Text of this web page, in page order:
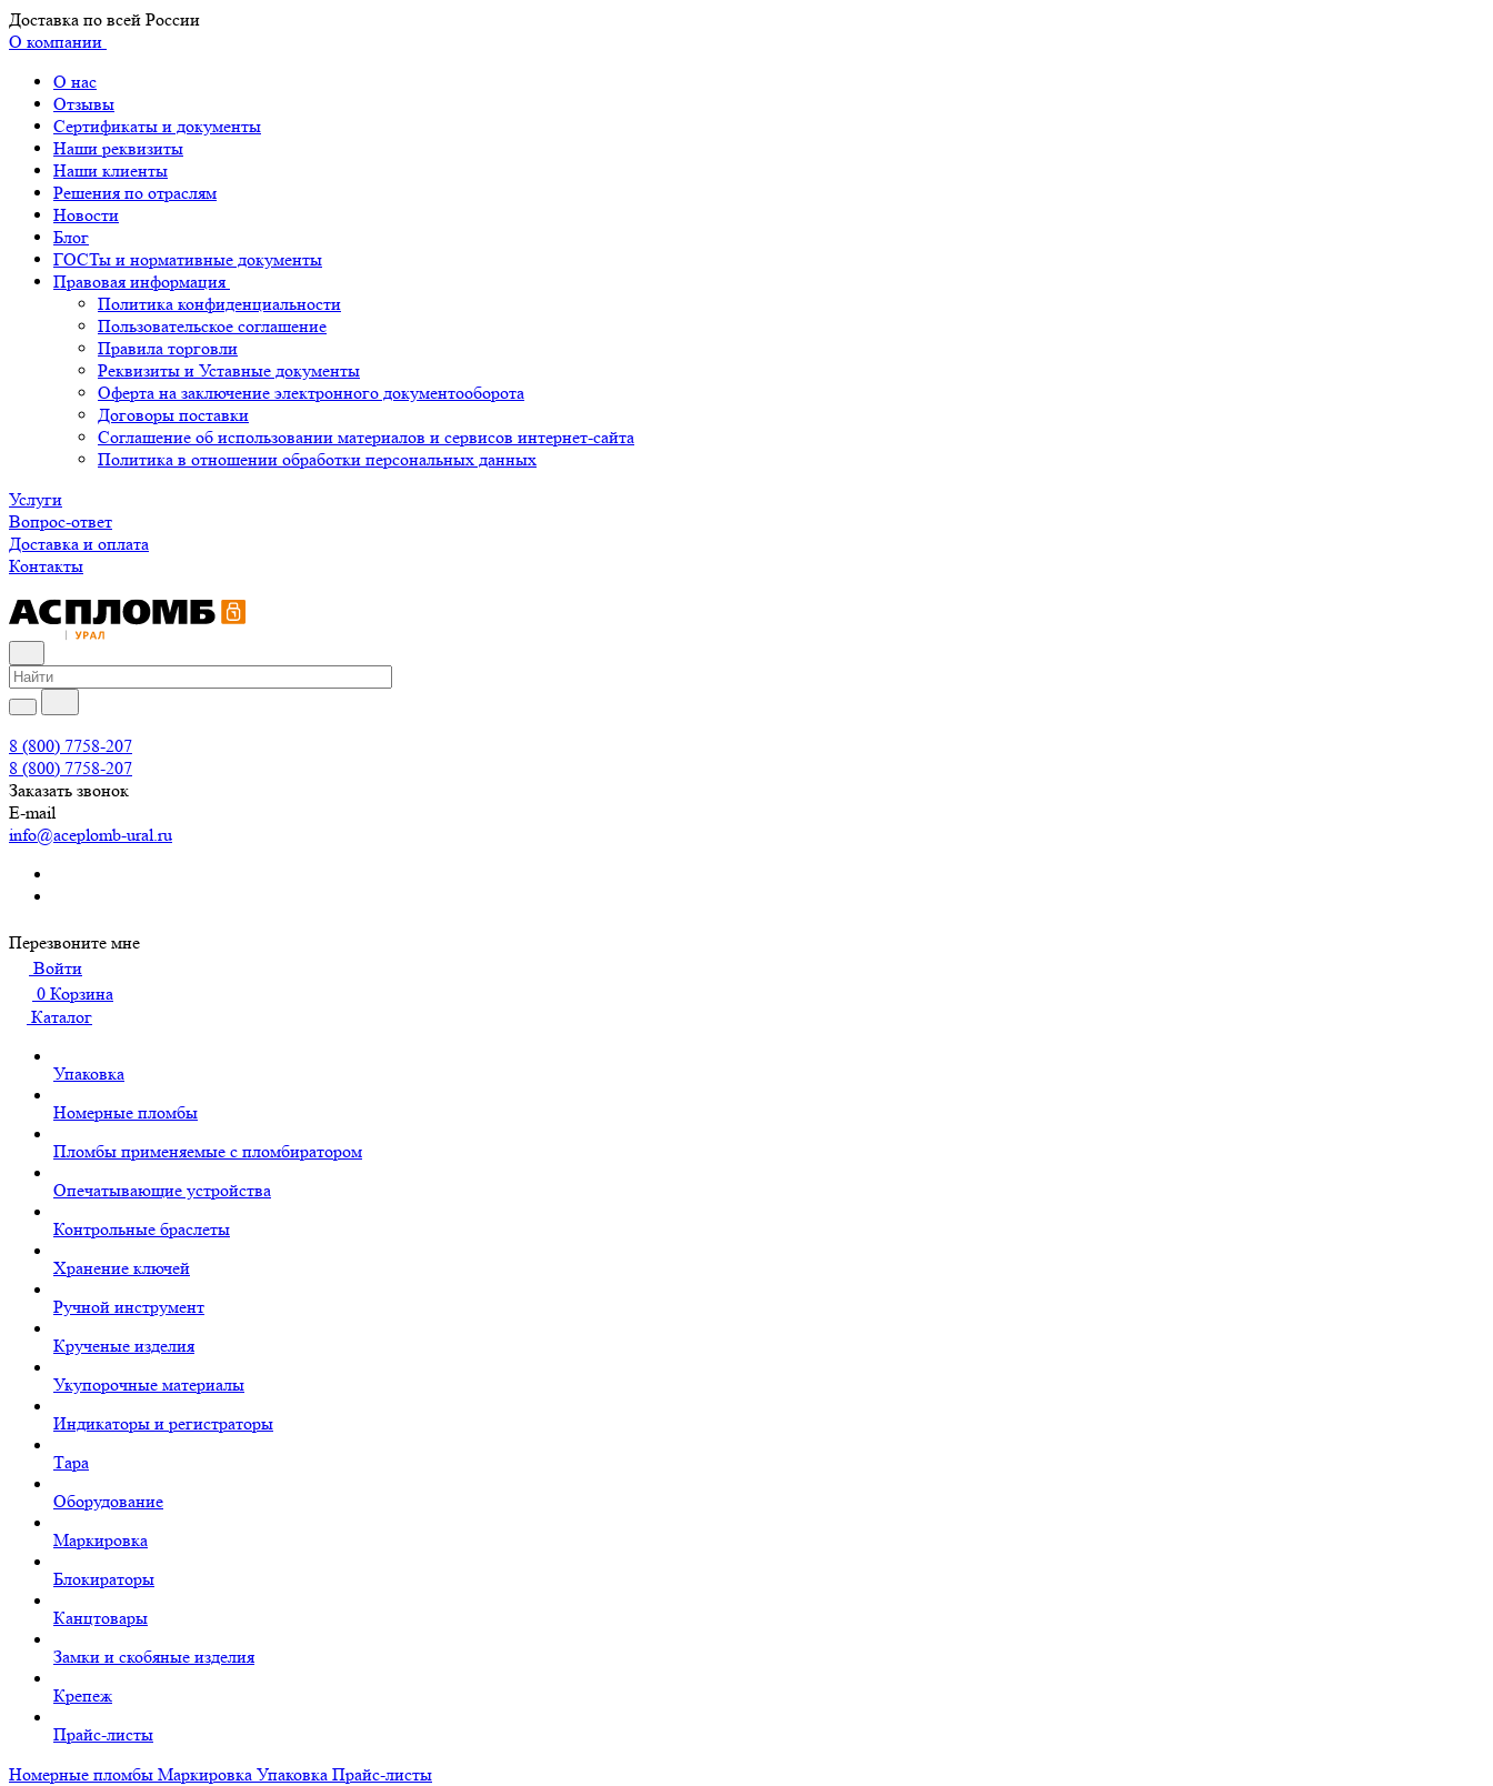
Доставка по всей России
О компании
О нас
Отзывы
Сертификаты и документы
Наши реквизиты
Наши клиенты
Решения по отраслям
Новости
Блог
ГОСТы и нормативные документы
Правовая информация
Политика конфиденциальности
Пользовательское соглашение
Правила торговли
Реквизиты и Уставные документы
Оферта на заключение электронного документооборота
Договоры поставки
Соглашение об использовании материалов и сервисов интернет-сайта
Политика в отношении обработки персональных данных
Услуги
Вопрос-ответ
Доставка и оплата
Контакты
8 (800) 7758-207
8 (800) 7758-207
Заказать звонок
E-mail
info@aceplomb-ural.ru
Перезвоните мне
Войти
0 Корзина
Каталог
Упаковка
Номерные пломбы
Пломбы применяемые с пломбиратором
Опечатывающие устройства
Контрольные браслеты
Хранение ключей
Ручной инструмент
Крученые изделия
Укупорочные материалы
Индикаторы и регистраторы
Тара
Оборудование
Маркировка
Блокираторы
Канцтовары
Замки и скобяные изделия
Крепеж
Прайс-листы
Номерные пломбы Маркировка Упаковка Прайс-листы